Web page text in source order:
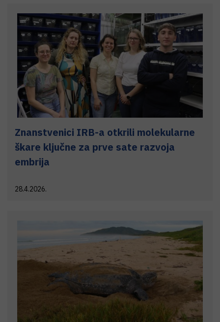
Znanstvenici IRB-a otkrili molekularne
škare ključne za prve sate razvoja
embrija
28.4.2026.